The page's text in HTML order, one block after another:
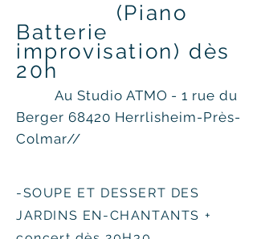
(Piano
Batterie
improvisation) dès
20h
Au Studio ATMO - 1 rue du
Berger 68420 Herrlisheim-Près-
Colmar//
-SOUPE ET DESSERT DES
JARDINS EN-CHANTANTS +